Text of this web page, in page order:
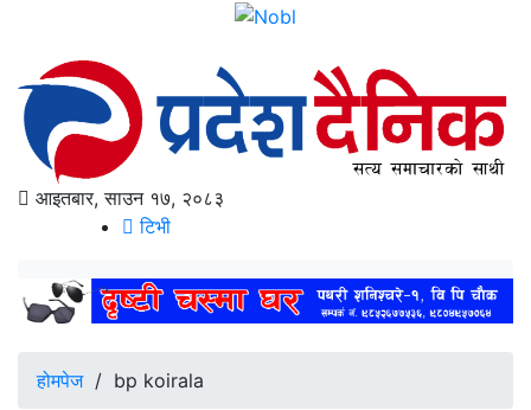
आइतबार, साउन १७, २०८३
टिभी
होमपेज/ bp koirala